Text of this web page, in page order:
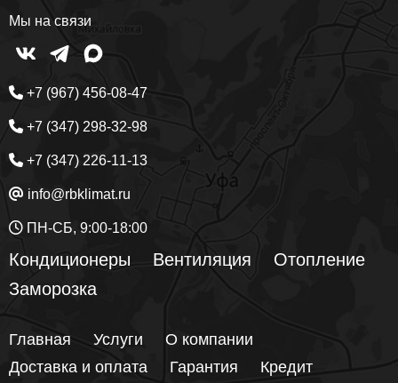
Мы на связи
+7 (967) 456-08-47
+7 (347) 298-32-98
+7 (347) 226-11-13
info@rbklimat.ru
ПН-СБ, 9:00-18:00
Кондиционеры Вентиляция
Отопление
Заморозка
Главная Услуги
О компании
Доставка и оплата
Гарантия Кредит